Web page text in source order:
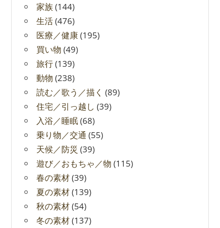
家族(144)
生活(476)
医療／健康(195)
買い物 (49)
旅行(139)
動物 (238)
読む／歌う／描く (89)
住宅／引っ越し (39)
入浴／睡眠(68)
乗り物／交通 (55)
天候／防災 (39)
遊び／おもちゃ／物 (115)
春の素材(39)
夏の素材(139)
秋の素材(54)
冬の素材(137)